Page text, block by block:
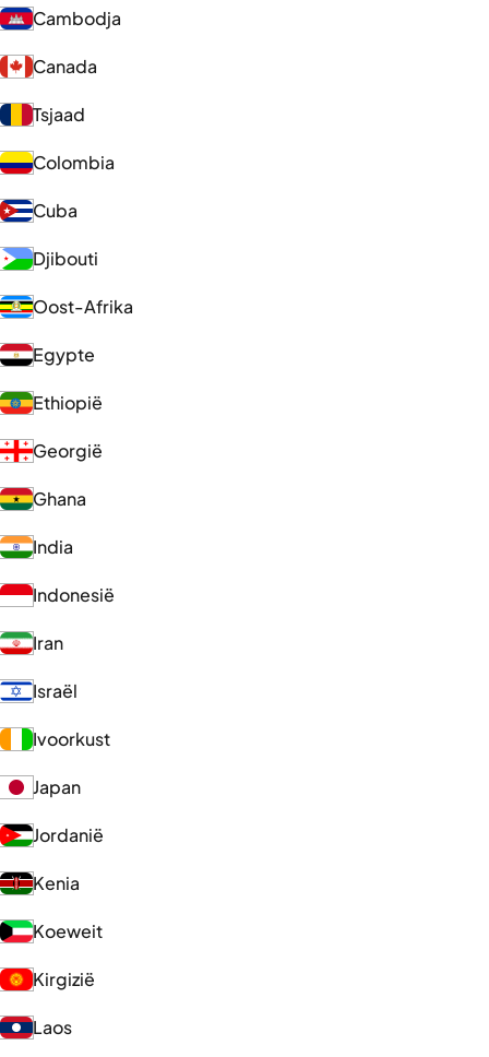
Cambodja
Canada
Tsjaad
Colombia
Cuba
Djibouti
Oost-Afrika
Egypte
Ethiopië
Georgië
Ghana
India
Indonesië
Iran
Israël
Ivoorkust
Japan
Jordanië
Kenia
Koeweit
Kirgizië
Laos